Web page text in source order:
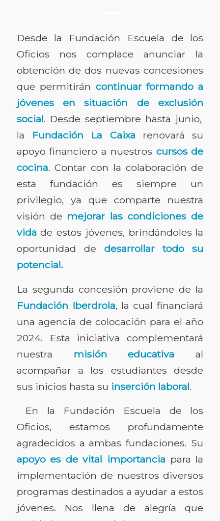
Desde la Fundación Escuela de los
Oficios nos complace anunciar la
obtención de dos nuevas concesiones
que permitirán continuar formando a
jóvenes en situación de exclusión
social. Desde septiembre hasta junio,
la Fundación La Caixa renovará su
apoyo financiero a nuestros cursos de
cocina. Contar con la colaboración de
esta fundación es siempre un
privilegio, ya que comparte nuestra
visión de mejorar las condiciones de
vida de estos jóvenes, brindándoles la
oportunidad de desarrollar todo su
potencial.
La segunda concesión proviene de la
Fundación Iberdrola, la cual financiará
una agencia de colocación para el año
2024. Esta iniciativa complementará
nuestra misión educativa al
acompañar a los estudiantes desde
sus inicios hasta su inserción laboral.
En la Fundación Escuela de los
Oficios, estamos profundamente
agradecidos a ambas fundaciones. Su
apoyo es de vital importancia para la
implementación de nuestros diversos
programas destinados a ayudar a estos
jóvenes. Nos llena de alegría que